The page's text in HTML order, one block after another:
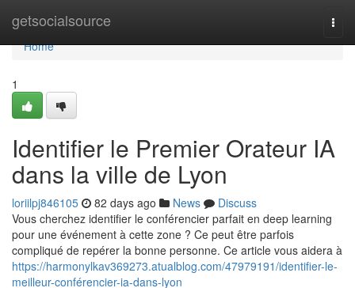
getsocialsource
Home
Home
1
Identifier le Premier Orateur IA
dans la ville de Lyon
loriilpj846105 82 days ago News
Discuss
Vous cherchez identifier le conférencier parfait en deep learning
pour une événement à cette zone ? Ce peut être parfois
compliqué de repérer la bonne personne. Ce article vous aidera à
https://harmonylkav369273.atualblog.com/47979191/identifier-le-
meilleur-conférencier-ia-dans-lyon